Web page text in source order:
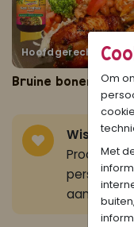
Hoofdgerecht
Wist je
Producten
aan te
Om
Met